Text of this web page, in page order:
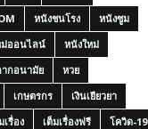
หนังชนโรง
หนังซูม
ม่ออนไลน์
หนังใหม่
กอนามัย
หวย
เกษตรกร
เงินเยียวยา
เรื่อง เต็มเรื่องฟรี
โควิด-19